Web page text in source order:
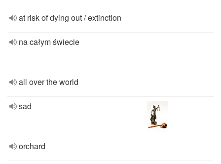
at risk of dying out / extinction
na całym świecie
all over the world
sad
orchard